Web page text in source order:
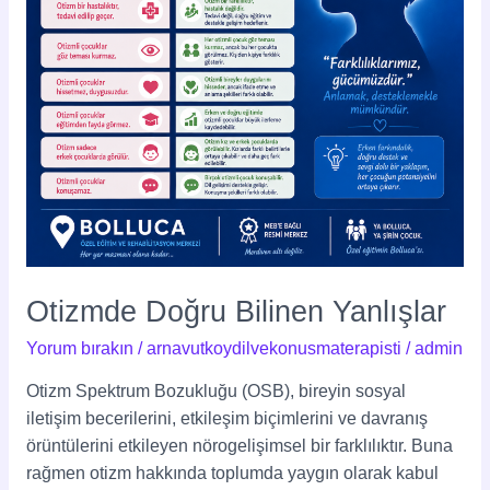
Otizmde Doğru Bilinen Yanlışlar
Yorum bırakın /arnavutkoydilvekonusmaterapisti /admin
Otizm Spektrum Bozukluğu (OSB), bireyin sosyal
iletişim becerilerini, etkileşim biçimlerini ve davranış
örüntülerini etkileyen nörogelişimsel bir farklılıktır. Buna
rağmen otizm hakkında toplumda yaygın olarak kabul